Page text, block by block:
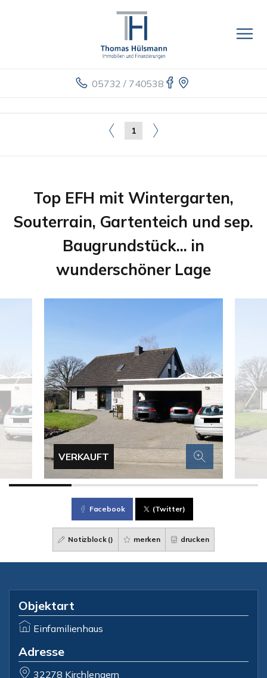
05732 / 740538
1
Top EFH mit Wintergarten,
Souterrain, Gartenteich und sep.
Baugrundstück... in
wunderschöner Lage
VERKAUFT
Facebook (Twitter)
Notizblock () merken drucken
Objektart
Einfamilienhaus
Adresse
32278 Kirchlengern